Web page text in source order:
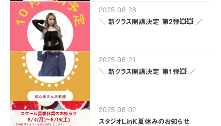
2025.08.28
＼ 新クラス開講決定 第2弾💥💥 ／
2025.08.21
＼ 新クラス開講決定 第1弾💥 ／
2025.08.02
スタジオLinK夏休みのお知らせ